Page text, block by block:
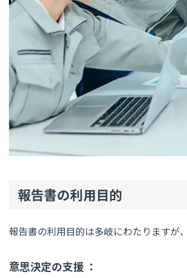
報告書の利用目的
報告書の利用目的は多岐にわたりますが
意思決定の支援 ：